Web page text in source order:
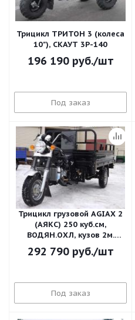
Трицикл ТРИТОН 3 (колеса
10"), СКАУТ 3Р-140
196 190руб./шт
Под заказ
Трицикл грузовой AGIAX 2
(АЯКС) 250 куб.см,
ВОДЯН.ОХЛ, кузов 2м.
(только чёрные без ПТС,
другие ок )
292 790руб./шт
Под заказ